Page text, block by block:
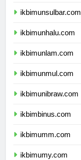
ikbimunsulbar.com
ikbimunhalu.com
ikbimunlam.com
ikbimunmul.com
ikbimunibraw.com
ikbimbinus.com
ikbimumm.com
ikbimumy.com